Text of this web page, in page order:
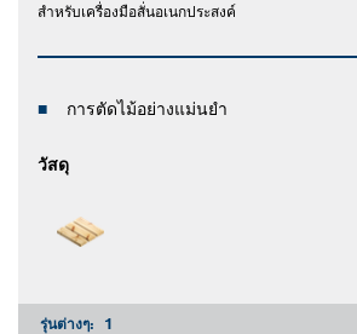
สำหรับเครื่องมือสั่นอเนกประสงค์
การตัดไม้อย่างแม่นยำ
วัสดุ
รุ่นต่างๆ: 1